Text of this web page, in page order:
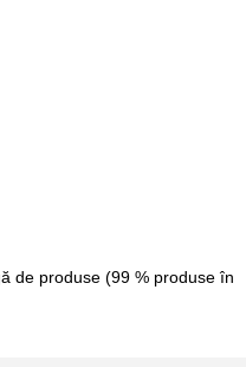
de produse (99 % produse în